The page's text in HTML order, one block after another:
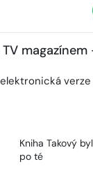
TV
verze
Kniha Takový
po té